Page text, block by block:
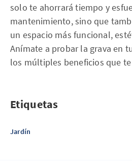
solo te ahorrará tiempo y
mantenimiento, sino que
un espacio más funcional,
Anímate a probar la grava en
los múltiples beneficios que
Etiquetas
Jardín